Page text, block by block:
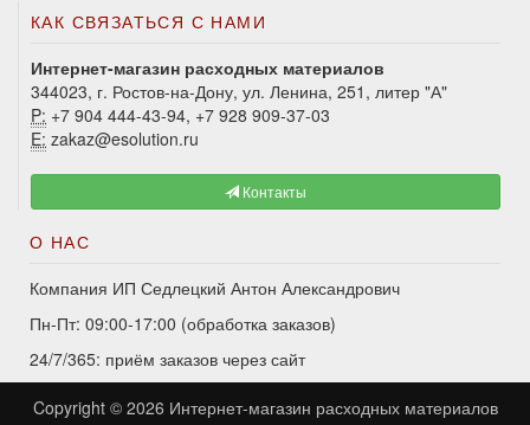
КАК СВЯЗАТЬСЯ С НАМИ
Интернет-магазин расходных материалов
344023, г. Ростов-на-Дону, ул. Ленина, 251, литер "А"
P: +7 904 444-43-94, +7 928 909-37-03
E: zakaz@esolution.ru
Контакты
О НАС
Компания ИП Седлецкий Антон Александрович
Пн-Пт: 09:00-17:00 (обработка заказов)
24/7/365: приём заказов через сайт
Copyright © 2026 Интернет-магазин расходных материалов